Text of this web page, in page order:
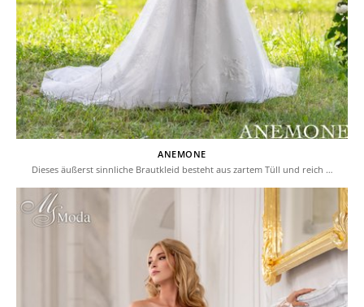
ANEMONE
Dieses äußerst sinnliche Brautkleid besteht aus zartem Tüll und reich …